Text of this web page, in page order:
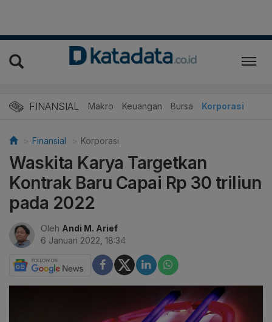
FINANSIAL Makro Keuangan Bursa Korporasi
Finansial Korporasi
Waskita Karya Targetkan
Kontrak Baru Capai Rp 30 triliun
pada 2022
Oleh Andi M. Arief
6 Januari 2022, 18:34